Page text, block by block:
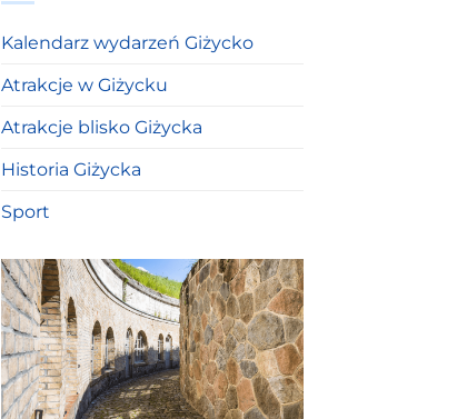
Kalendarz wydarzeń Giżycko
Atrakcje w Giżycku
Atrakcje blisko Giżycka
Historia Giżycka
Sport